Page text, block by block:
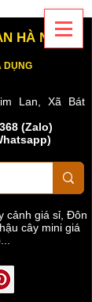
HÀ NỘI
DỤNG
Lan, Xã Bát
(Zalo)
cảnh giá sỉ Đôn
cây mini giá